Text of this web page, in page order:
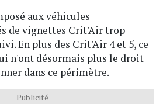
aux véhicules
de vignettes Crit'Air trop
En plus des Crit'Air 4 et 5, ce
n'ont désormais plus le droit
dans ce périmètre.
Publicité